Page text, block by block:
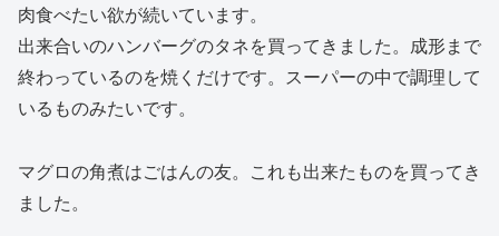
肉食べたい欲が続いています。
出来合いのハンバーグのタネを買ってきました。成形まで
終わっているのを焼くだけです。スーパーの中で調理して
いるものみたいです。
マグロの角煮はごはんの友。これも出来たものを買ってき
ました。